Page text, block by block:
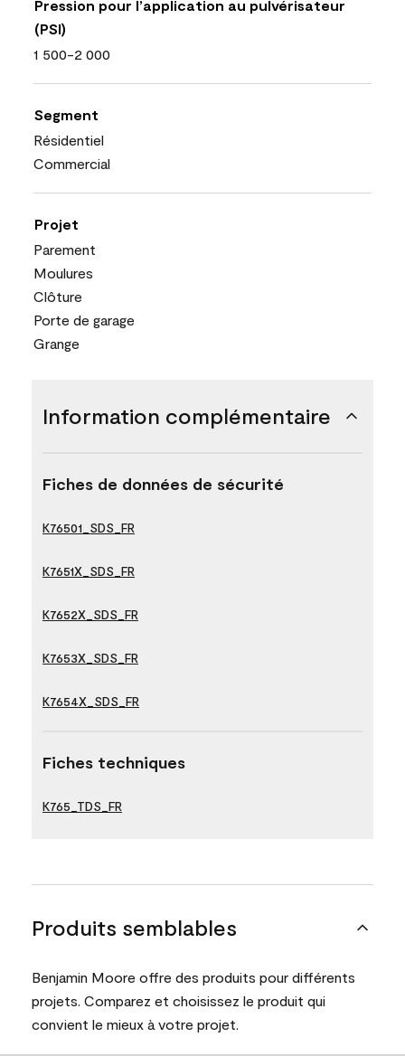
Pression pour l’application au pulvérisateur
(PSI)
1 500-2 000
Segment
Résidentiel
Commercial
Projet
Parement
Moulures
Clôture
Porte de garage
Grange
Information complémentaire
Fiches de données de sécurité
K76501_SDS_FR
K7651X_SDS_FR
K7652X_SDS_FR
K7653X_SDS_FR
K7654X_SDS_FR
Fiches techniques
K765_TDS_FR
Produits semblables
Benjamin Moore offre des produits pour différents
projets. Comparez et choisissez le produit qui
convient le mieux à votre projet.